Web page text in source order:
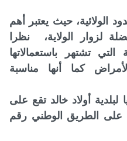
الولائية، حيث يعتبر أهم
لزوار الولاية، نظرا
التي تشتهر باستعمالاتها
كما أنها مناسبة
أولاد خالد تقع على
على الطريق الوطني رقم